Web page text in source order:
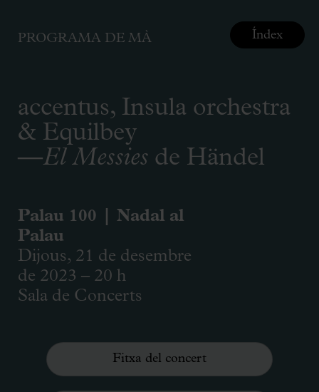
PROGRAMA DE MÀ
accentus, Insula orchestra
& Equilbey
—El Messies de Händel
Palau 100 | Nadal al
Palau
Dijous, 21 de desembre
de 2023 – 20 h
Sala de Concerts
Fitxa del concert
Índex